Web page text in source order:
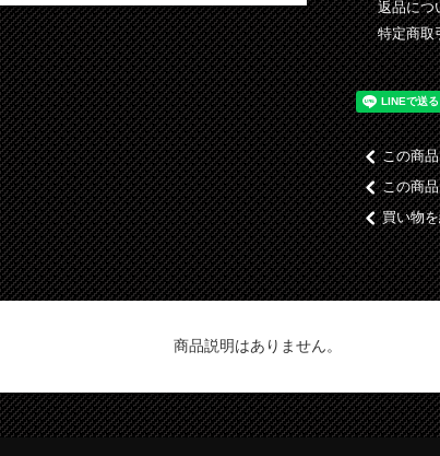
返品につ
特定商取
この商
この商
買い物
商品説明はありません。